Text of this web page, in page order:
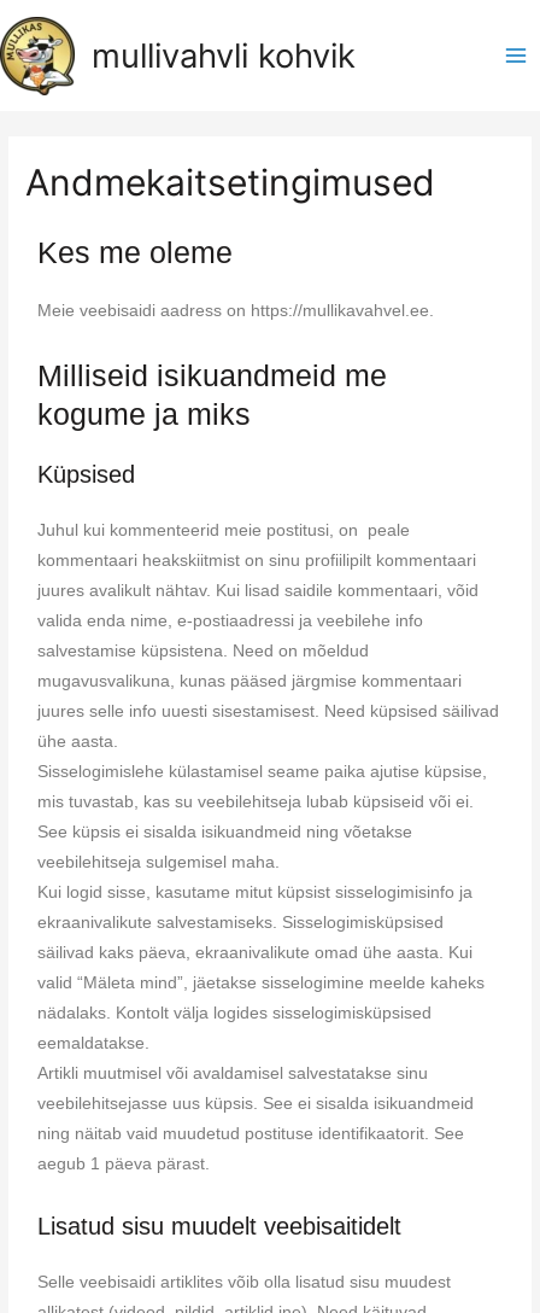
mullivahvli kohvik
Andmekaitsetingimused
Kes me oleme
Meie veebisaidi aadress on https://mullikavahvel.ee.
Milliseid isikuandmeid me
kogume ja miks
Küpsised
Juhul kui kommenteerid meie postitusi, on peale
kommentaari heakskiitmist on sinu profiilipilt kommentaari
juures avalikult nähtav. Kui lisad saidile kommentaari, võid
valida enda nime, e-postiaadressi ja veebilehe info
salvestamise küpsistena. Need on mõeldud
mugavusvalikuna, kunas pääsed järgmise kommentaari
juures selle info uuesti sisestamisest. Need küpsised säilivad
ühe aasta.
Sisselogimislehe külastamisel seame paika ajutise küpsise,
mis tuvastab, kas su veebilehitseja lubab küpsiseid või ei.
See küpsis ei sisalda isikuandmeid ning võetakse
veebilehitseja sulgemisel maha.
Kui logid sisse, kasutame mitut küpsist sisselogimisinfo ja
ekraanivalikute salvestamiseks. Sisselogimisküpsised
säilivad kaks päeva, ekraanivalikute omad ühe aasta. Kui
valid “Mäleta mind”, jäetakse sisselogimine meelde kaheks
nädalaks. Kontolt välja logides sisselogimisküpsised
eemaldatakse.
Artikli muutmisel või avaldamisel salvestatakse sinu
veebilehitsejasse uus küpsis. See ei sisalda isikuandmeid
ning näitab vaid muudetud postituse identifikaatorit. See
aegub 1 päeva pärast.
Lisatud sisu muudelt veebisaitidelt
Selle veebisaidi artiklites võib olla lisatud sisu muudest